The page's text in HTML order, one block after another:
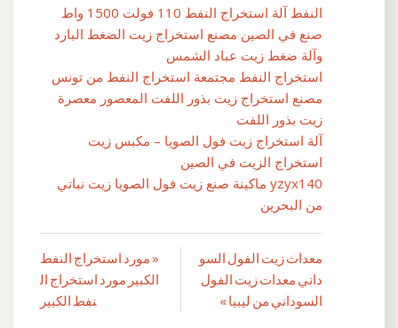
النفط آلة استخراج النفط 110 فولت 1500 واط
صنع في الصين مصنع استخراج زيت الضغط البارد
وآلة ضغط زيت عباد الشمس
استخراج النفط مجتمعة استخراج النفط من تونس
مصنع استخراج زيت بذور اللفت المعصور معصرة
زيت بذور اللفت
آلة استخراج زيت فول الصويا – مكبس زيت
استخراج الزيت في الصين
yzyx140 ماكينة صنع زيت فول الصويا زيت نباتي
من البحرين
تصفّح
المقالات
« مورد استخراج النفط
الكبير مورد استخراج ال
نفط الكبير
معدات زيت الفول السو
داني معدات زيت الفول
السوداني من ليبيا »